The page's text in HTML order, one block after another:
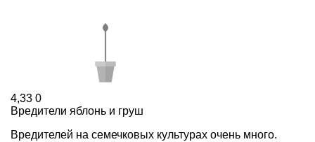
4,33 0
Вредители яблонь и груш
Вредителей на семечковых культурах очень много.